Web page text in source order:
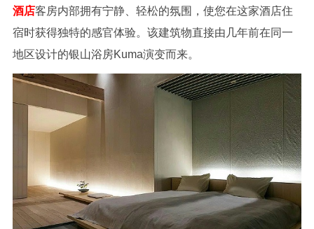
酒店客房内部拥有宁静、轻松的氛围，使您在这家酒店住
宿时获得独特的感官体验。该建筑物直接由几年前在同一
地区设计的银山浴房Kuma演变而来。